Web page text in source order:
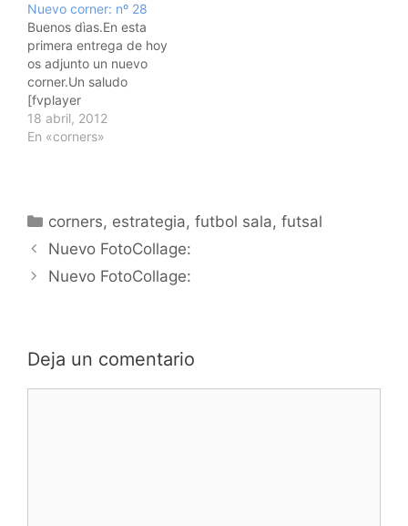
saludo@vallefutsal
[fvplayer
src=http://www.ejercicio
sdefutbolsala.com/wp-
content/uploads/2013/0
7/CORNER-32.mp4]
Nuevo corner: nº 28
Buenos dìas.En esta
primera entrega de hoy
os adjunto un nuevo
corner.Un saludo
[fvplayer
src=http://www.ejercicio
sdefutbolsala.com/wp-
18 abril, 2012
En «corners»
Categorías
corners, estrategia,futbol sala,futsal
Navegación
de
Nuevo FotoCollage:
Nuevo FotoCollage:
Deja un comentario